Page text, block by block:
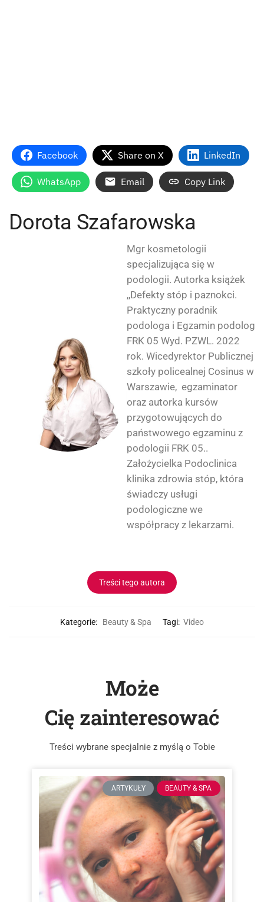
Facebook Share on X LinkedIn
WhatsApp Email Copy Link
Dorota Szafarowska
Mgr kosmetologii
specjalizująca się w
podologii. Autorka książek
,,Defekty stóp i paznokci.
Praktyczny poradnik
podologa i Egzamin podolog
FRK 05 Wyd. PZWL. 2022
rok. Wicedyrektor Publicznej
szkoły policealnej Cosinus w
Warszawie, egzaminator
oraz autorka kursów
przygotowujących do
państwowego egzaminu z
podologii FRK 05..
Założycielka Podoclinica
klinika zdrowia stóp, która
świadczy usługi
podologiczne we
współpracy z lekarzami.
Treści tego autora
Kategorie: Beauty & Spa Tagi: Video
Może
Cię zainteresować
Treści wybrane specjalnie z myślą o Tobie
ARTYKUŁY BEAUTY & SPA